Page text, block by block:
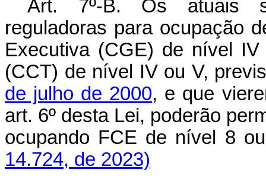
Art. 7º-B. Os atuais
reguladoras para ocupação
Executiva (CGE) de nível
(CCT) de nível IV ou V,
de julho de 2000, e que
art. 6º desta Lei, poderão
ocupando FCE de nível
14.724, de 2023)